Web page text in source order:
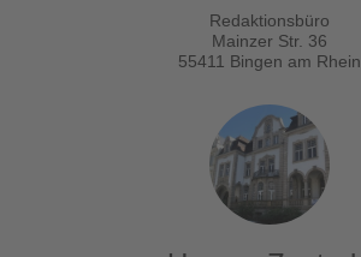
Redaktionsbüro
Mainzer Str. 36
55411 Bingen am Rhein